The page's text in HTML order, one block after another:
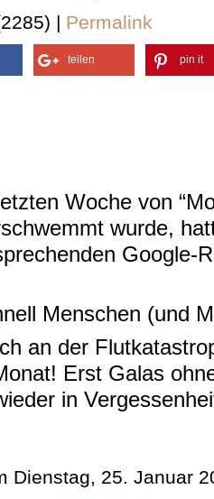
| Permalink
teilen pin it
Woche von
wurde,
Google-
Menschen (und
an der
Erst Galas
in
Dienstag, 25. Januar